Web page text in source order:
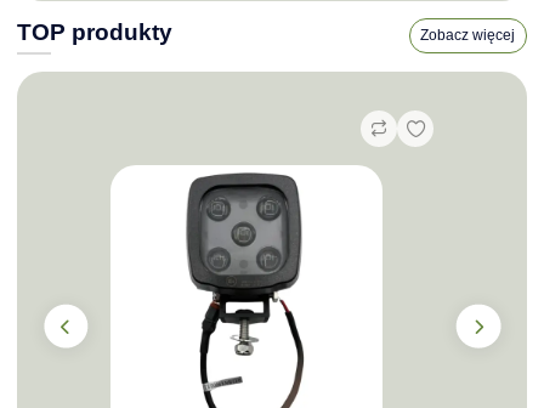
Zobacz więcej
TOP produkty